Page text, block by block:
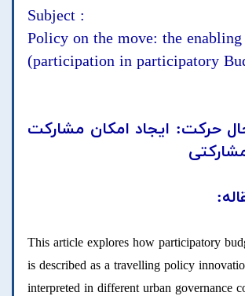
: Subject
Policy on the move: the
participation in participatory
حرکت: ایجاد امکان مشارکت
This article explores how participatory
is described as a travelling policy
interpreted in different urban governance